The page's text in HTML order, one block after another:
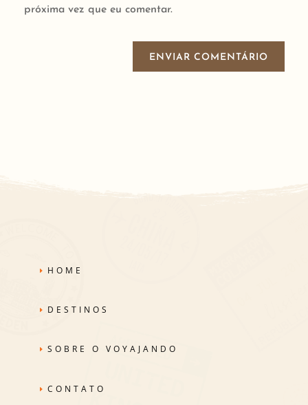
próxima vez que eu comentar.
ENVIAR COMENTÁRIO
HOME
DESTINOS
SOBRE O VOYAJANDO
CONTATO